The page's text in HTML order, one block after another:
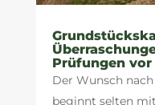
Prüfungen
Der Wunsch
beginnt selten